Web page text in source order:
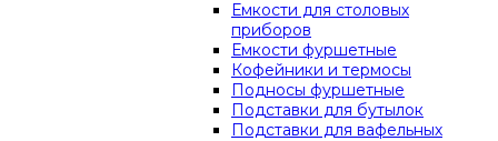
Емкости для столовых
приборов
Емкости фуршетные
Кофейники и термосы
Подносы фуршетные
Подставки для бутылок
Подставки для вафельных